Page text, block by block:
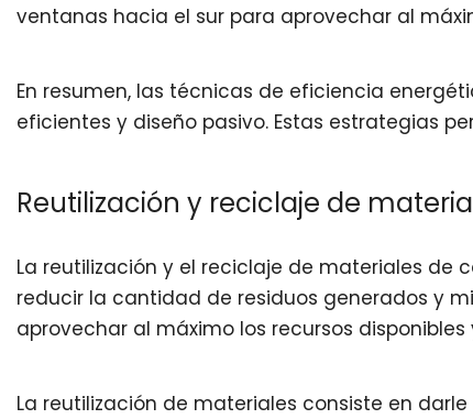
ventanas hacia el sur para aprovechar al
En resumen, las técnicas de eficiencia
eficientes y diseño pasivo. Estas estrategias
Reutilización y reciclaje de
La reutilización y el reciclaje de materiales de
reducir la cantidad de residuos generados y
aprovechar al máximo los recursos
La reutilización de materiales consiste en